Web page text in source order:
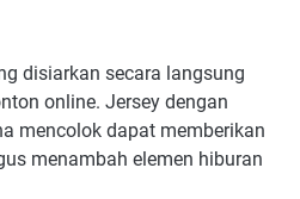
disiarkan secara langsung
online. Jersey dengan
mencolok dapat memberikan
menambah elemen hiburan